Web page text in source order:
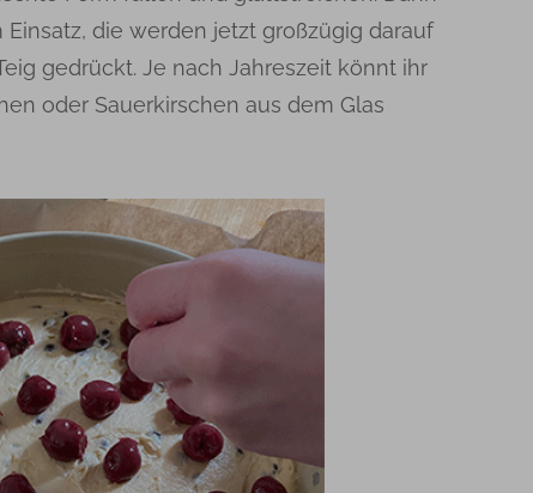
die werden jetzt großzügig darauf
gedrückt. Je nach Jahreszeit könnt ihr
oder Sauerkirschen aus dem Glas